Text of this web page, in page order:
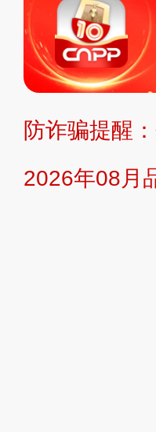
复制、转载
不代理、不
持投资购买
提交说明：
防诈骗提醒
2026年08月